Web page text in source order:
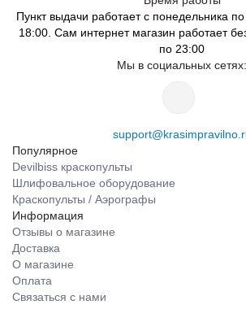
Пункт выдачи работает с понедельника
18:00. Сам интернет магазин работает
по 23:00
Мы в социальных сетях:
Популярное
Devilbiss краскопульты
Шлифовальное оборудование
Краскопульты / Аэрографы
Информация
Отзывы о магазине
Доставка
О магазине
Оплата
Связаться с нами